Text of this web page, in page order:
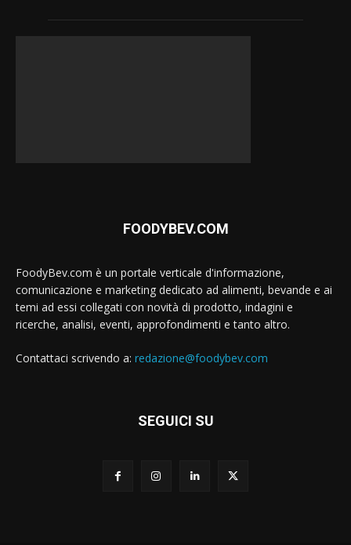
FOODYBEV.COM
FoodyBev.com è un portale verticale d'informazione,
comunicazione e marketing dedicato ad alimenti, bevande e ai
temi ad essi collegati con novità di prodotto, indagini e
ricerche, analisi, eventi, approfondimenti e tanto altro.
Contattaci scrivendo a: redazione@foodybev.com
SEGUICI SU